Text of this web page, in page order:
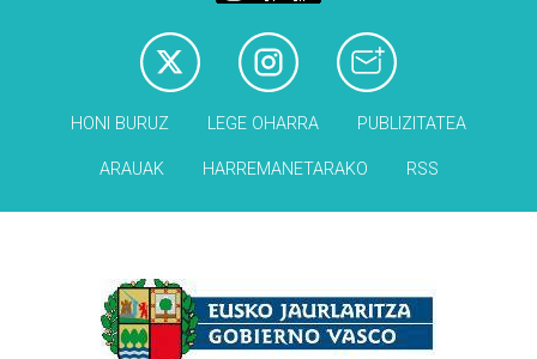
HONI BURUZ LEGE OHARRA PUBLIZITATEA
ARAUAK HARREMANETARAKO RSS